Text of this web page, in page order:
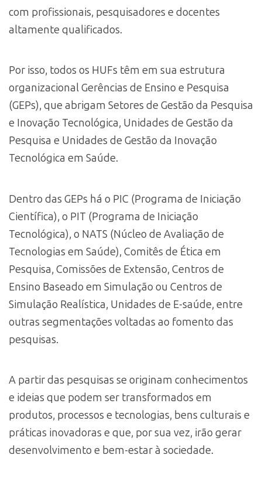
com profissionais, pesquisadores e docentes
altamente qualificados.
Por isso, todos os HUFs têm em sua estrutura
organizacional Gerências de Ensino e Pesquisa
(GEPs), que abrigam Setores de Gestão da Pesquisa
e Inovação Tecnológica, Unidades de Gestão da
Pesquisa e Unidades de Gestão da Inovação
Tecnológica em Saúde.
Dentro das GEPs há o PIC (Programa de Iniciação
Científica), o PIT (Programa de Iniciação
Tecnológica), o NATS (Núcleo de Avaliação de
Tecnologias em Saúde), Comitês de Ética em
Pesquisa, Comissões de Extensão, Centros de
Ensino Baseado em Simulação ou Centros de
Simulação Realística, Unidades de E-saúde, entre
outras segmentações voltadas ao fomento das
pesquisas.
A partir das pesquisas se originam conhecimentos
e ideias que podem ser transformados em
produtos, processos e tecnologias, bens culturais e
práticas inovadoras e que, por sua vez, irão gerar
desenvolvimento e bem-estar à sociedade.